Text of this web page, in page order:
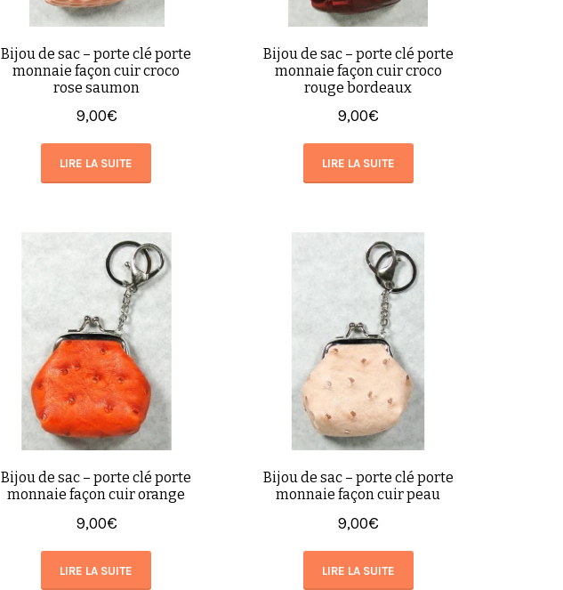
Bijou de sac – porte clé porte
monnaie façon cuir croco
rose saumon
9,00€
LIRE LA SUITE
Bijou de sac – porte clé porte
monnaie façon cuir croco
rouge bordeaux
9,00€
LIRE LA SUITE
Bijou de sac – porte clé porte
monnaie façon cuir orange
9,00€
LIRE LA SUITE
Bijou de sac – porte clé porte
monnaie façon cuir peau
9,00€
LIRE LA SUITE